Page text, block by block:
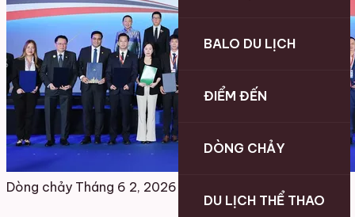
BALO DU LỊCH
ĐIỂM ĐẾN
DÒNG CHẢY
DU LỊCH THỂ THAO
Dòng chảy Tháng 6 2, 2026